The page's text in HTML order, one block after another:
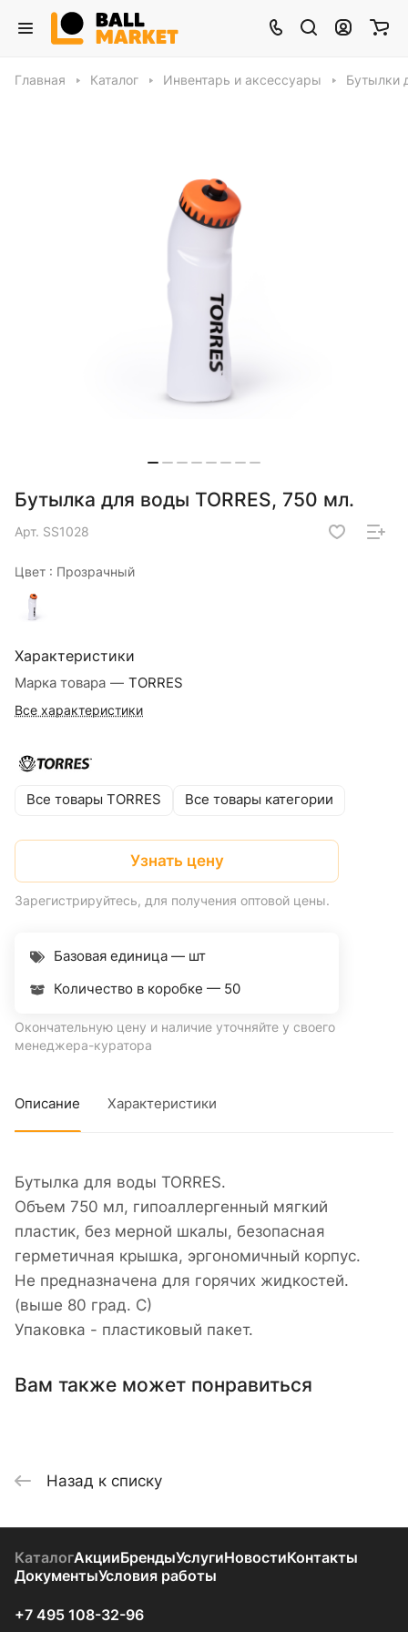
Главная Каталог Инвентарь и аксессуары Бутылки
Бутылка для воды TORRES, 750 мл.
Арт. SS1028
Цвет : Прозрачный
Характеристики
Марка товара — TORRES
Все характеристики
Все товары TORRES Все товары категории
Узнать цену
Зарегистрируйтесь, для получения оптовой цены.
Базовая единица — шт
Количество в коробке — 50
Окончательную цену и наличие уточняйте у своего
менеджера-куратора
Описание Характеристики
Бутылка для воды TORRES.
Объем 750 мл, гипоаллергенный мягкий
пластик, без мерной шкалы, безопасная
герметичная крышка, эргономичный корпус.
Не предназначена для горячих жидкостей.
(выше 80 град. С)
Упаковка - пластиковый пакет.
Вам также может понравиться
Назад к списку
КаталогАкцииБрендыУслугиНовостиКонтакты
ДокументыУсловия работы
+7 495 108-32-96